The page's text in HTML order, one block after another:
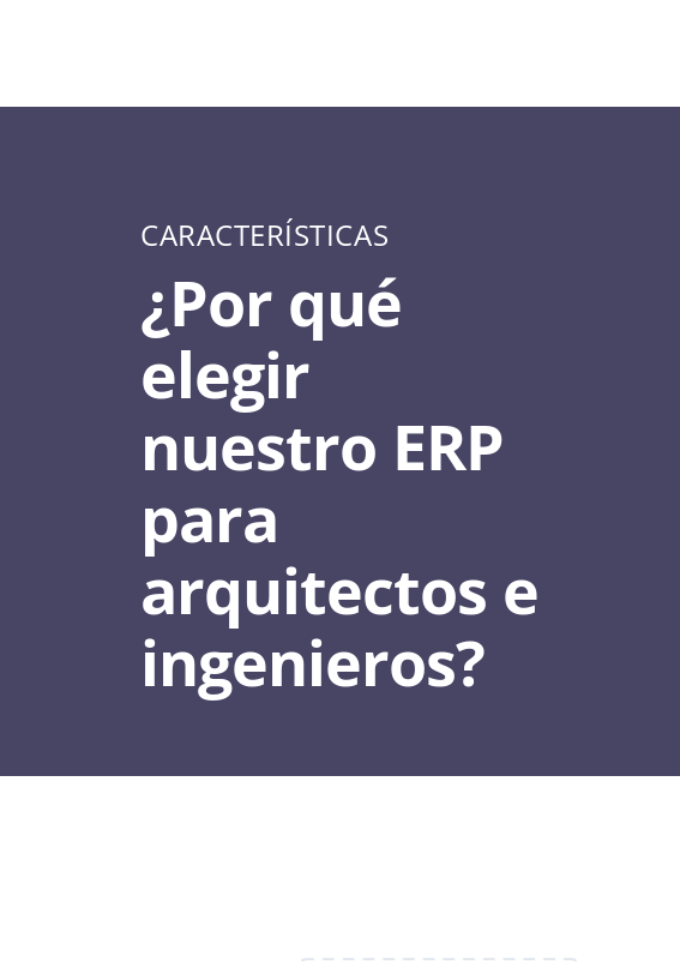
CARACTERÍSTICAS
¿Por qué
elegir
nuestro ERP
para
arquitectos e
ingenieros?